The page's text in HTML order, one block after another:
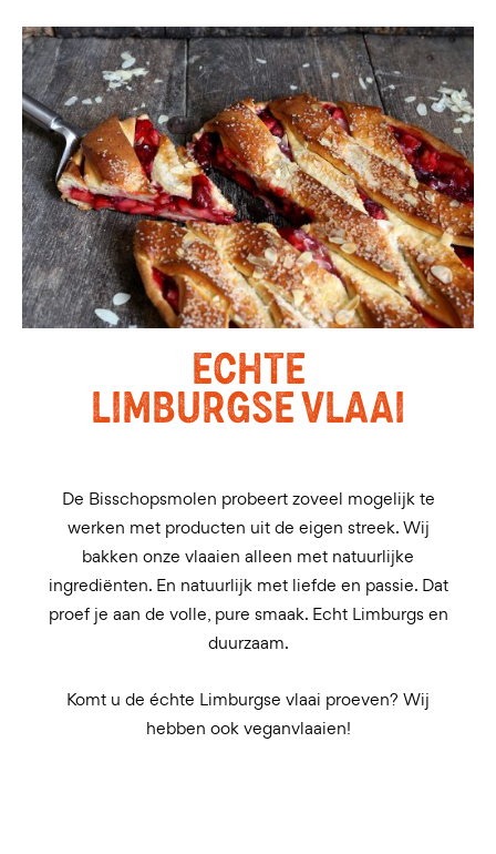
ECHTE
LIMBURGSE VLAAI
De Bisschopsmolen probeert zoveel mogelijk te
werken met producten uit de eigen streek. Wij
bakken onze vlaaien alleen met natuurlijke
ingrediënten. En natuurlijk met liefde en passie. Dat
proef je aan de volle, pure smaak. Echt Limburgs en
duurzaam.
Komt u de échte Limburgse vlaai proeven? Wij
hebben ook veganvlaaien!